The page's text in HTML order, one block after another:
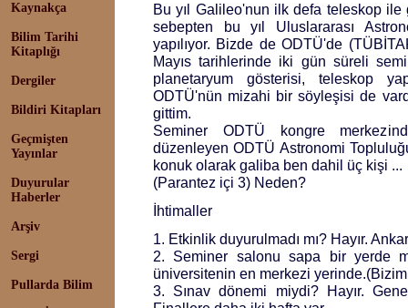
Kaynakça
Bilim Tarihi
Kitaplığı
Dergiler
Bildiri Kitapları
Geçmişten
Yayınlar
Duyurular
Haberler
Arşiv
Sergi
Pullarda Bilim
Bu yıl Galileo'nun ilk defa teleskop ile
sebepten bu yıl Uluslararası
yapılıyor. Bizde de ODTÜ'de
Mayıs tarihlerinde iki gün süreli
planetaryum gösterisi, teleskop
ODTÜ'nün mizahi bir söyleşisi de
gittim.
Seminer ODTÜ kongre
düzenleyen ODTÜ Astronomi
konuk olarak galiba ben dahil üç kişi ...
(Parantez içi 3) Neden?
İhtimaller
1. Etkinlik duyurulmadı mı? Hayır.
2. Seminer salonu sapa bir yerde
üniversitenin en merkezi yerinde.(Bizim
3. Sınav dönemi miydi? Hayır.